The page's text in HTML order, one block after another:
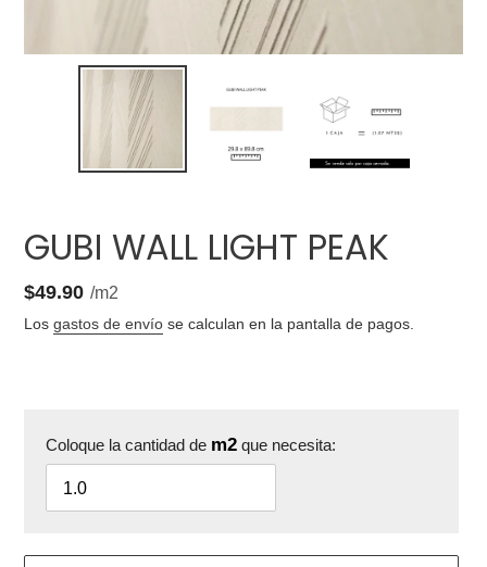
GUBI WALL LIGHT PEAK
Precio
unitario
$49.90 /por
m2
Los gastos de envío se calculan en la pantalla de pagos.
Coloque la cantidad de m2 que necesita: